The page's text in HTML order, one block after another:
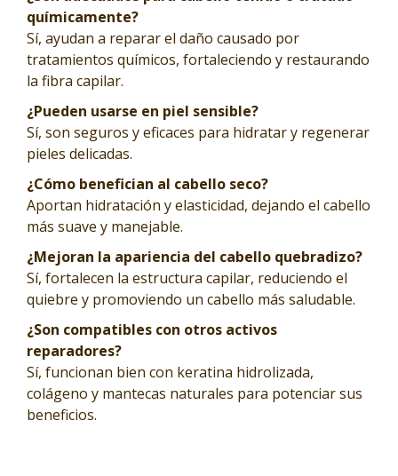
químicamente?
Sí, ayudan a reparar el daño causado por
tratamientos químicos, fortaleciendo y restaurando
la fibra capilar.
¿Pueden usarse en piel sensible?
Sí, son seguros y eficaces para hidratar y regenerar
pieles delicadas.
¿Cómo benefician al cabello seco?
Aportan hidratación y elasticidad, dejando el cabello
más suave y manejable.
¿Mejoran la apariencia del cabello quebradizo?
Sí, fortalecen la estructura capilar, reduciendo el
quiebre y promoviendo un cabello más saludable.
¿Son compatibles con otros activos
reparadores?
Sí, funcionan bien con keratina hidrolizada,
colágeno y mantecas naturales para potenciar sus
beneficios.